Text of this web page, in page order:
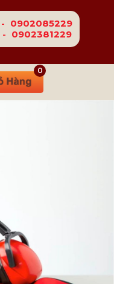
- 0902085229
- 0902381229
0